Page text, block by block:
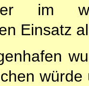
im
Einsatz